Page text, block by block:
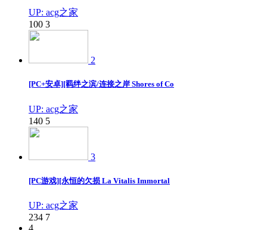
UP: acg之家
100 3
2
[PC+安卓][羁绊之滨/连接之岸 Shores of Co
UP: acg之家
140 5
3
[PC游戏][永恒的欠损 La Vitalis Immortal
UP: acg之家
234 7
4